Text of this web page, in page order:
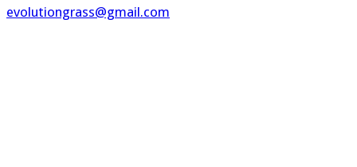
evolutiongrass@gmail.com